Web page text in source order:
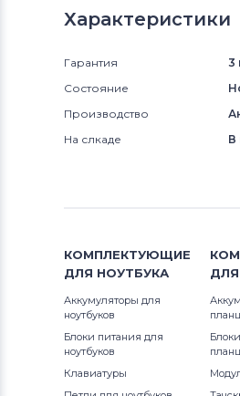
Характеристики
Гарантия
3
Состояние
Производство
На слкаде
В
КОМПЛЕКТУЮЩИЕ
ДЛЯ НОУТБУКА
Аккумуляторы для
ноутбуков
Блоки питания для
ноутбуков
Клавиатуры
ДЛЯ